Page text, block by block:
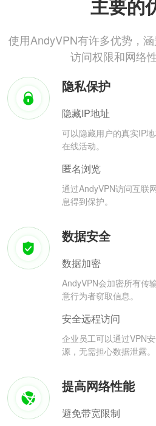
主要的
使用AndyVPN有许多优势，涵
访问权限和网络
隐私保护
隐藏IP地址
可以隐藏用户的真实IP
在线活动。
匿名浏览
通过AndyVPN访问互联
息得到保护。
数据安全
数据加密
AndyVPN会加密所有传
意行为者窃取信息。
安全远程访问
企业员工可以通过VPN
源，无需担心数据泄露。
提高网络性能
避免带宽限制